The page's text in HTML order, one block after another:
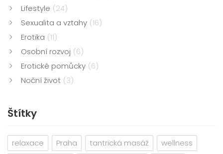
Lifestyle (24)
Sexualita a vztahy (16)
Erotika (11)
Osobní rozvoj (6)
Erotické pomůcky (6)
Noční život (3)
Štítky
relaxace Praha tantrická masáž
wellness